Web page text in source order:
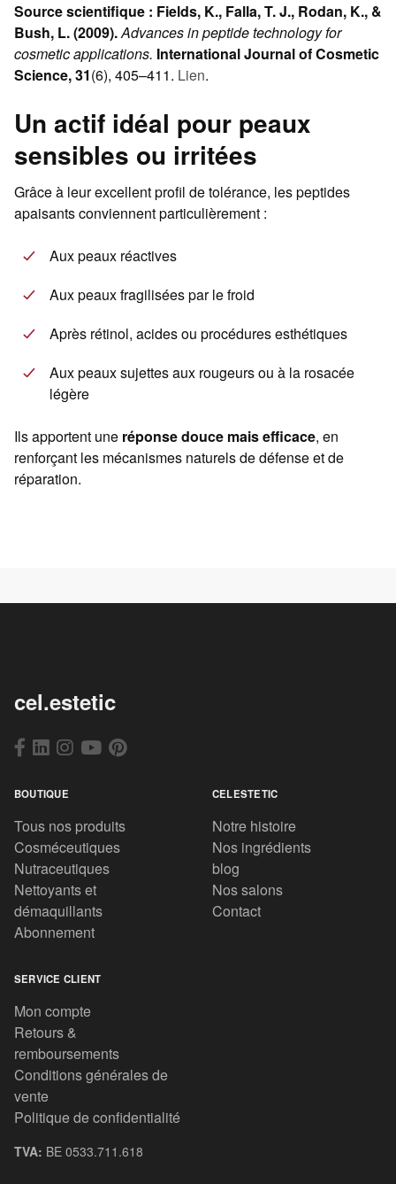
Source scientifique : Fields, K., Falla, T. J., Rodan, K., &
Bush, L. (2009).Advances in peptide technology for
cosmetic applications. International Journal of Cosmetic
Science, 31(6), 405–411. Lien.
Un actif idéal pour peaux
sensibles ou irritées
Grâce à leur excellent profil de tolérance, les peptides
apaisants conviennent particulièrement :
Aux peaux réactives
Aux peaux fragilisées par le froid
Après rétinol, acides ou procédures esthétiques
Aux peaux sujettes aux rougeurs ou à la rosacée
légère
Ils apportent une réponse douce mais efficace, en
renforçant les mécanismes naturels de défense et de
réparation.
cel.estetic
BOUTIQUE
Tous nos produits
Cosméceutiques
Nutraceutiques
Nettoyants et
démaquillants
Abonnement
CELESTETIC
Notre histoire
Nos ingrédients
blog
Nos salons
Contact
SERVICE CLIENT
Mon compte
Retours &
remboursements
Conditions générales de
vente
Politique de confidentialité
TVA: BE 0533.711.618